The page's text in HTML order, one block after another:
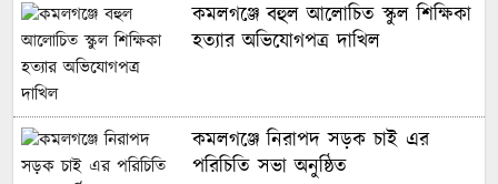
কমলগঞ্জে বহুল আলোচিত স্কুল শিক্ষিকা
হত্যার অভিযোগপত্র দাখিল
কমলগঞ্জে নিরাপদ সড়ক চাই এর
পরিচিতি সভা অনুষ্ঠিত